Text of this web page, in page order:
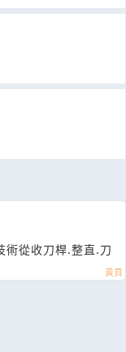
術從收刀桿.整直.刀